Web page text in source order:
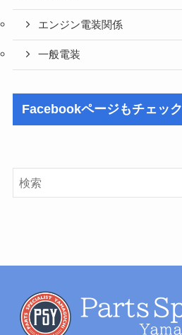
エンジン電装関係
一般電装
Facebookページもチェック